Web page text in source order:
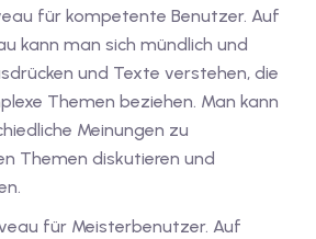
für kompetente Benutzer. Auf
kann man sich mündlich und
und Texte verstehen, die
Themen beziehen. Man kann
Meinungen zu
Themen diskutieren und
für Meisterbenutzer. Auf